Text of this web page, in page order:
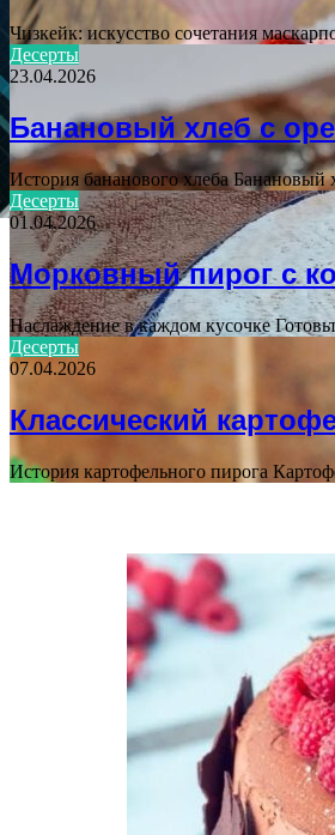
Чизкейк: искусство сочетания
Десерты
23.04.2026
Банановый хлеб с
История бананового хлеба
Десерты
01.04.2026
Морковный пирог с
Наслаждение в каждом кусочке
Десерты
07.04.2026
Классический
История картофельного пирога